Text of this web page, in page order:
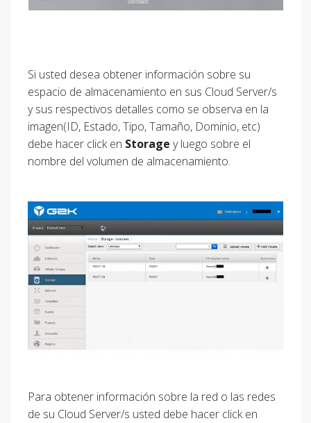
Si usted desea obtener información sobre su
espacio de almacenamiento en sus Cloud Server/s
y sus respectivos detalles como se observa en la
imagen(ID, Estado, Tipo, Tamaño, Dominio, etc)
debe hacer click en Storage y luego sobre el
nombre del volumen de almacenamiento.
Para obtener información sobre la red o las redes
de su Cloud Server/s usted debe hacer click en